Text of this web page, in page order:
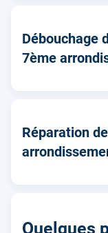
Débouchage
7ème
Réparation
Quelques